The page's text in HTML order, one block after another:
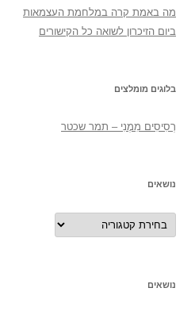
מה באמת קרה במלחמת העצמאות
ביום הזיכרון לשואה כל הקישורים
בלוגים מומלצים
רְסִיסִים מִמֶנִי – תמר שכטר
נושאים
נושאים
נושאים